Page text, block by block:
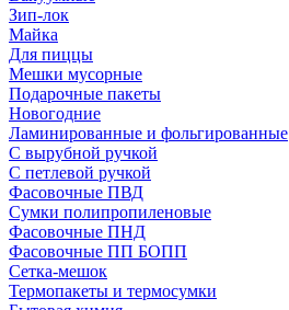
Зип-лок
Майка
Для пиццы
Мешки мусорные
Подарочные пакеты
Новогодние
Ламинированные и фольгированные
С вырубной ручкой
С петлевой ручкой
Фасовочные ПВД
Сумки полипропиленовые
Фасовочные ПНД
Фасовочные ПП БОПП
Сетка-мешок
Термопакеты и термосумки